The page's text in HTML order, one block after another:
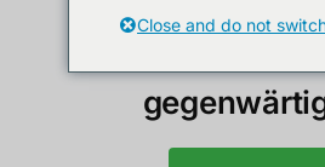
Close and do not